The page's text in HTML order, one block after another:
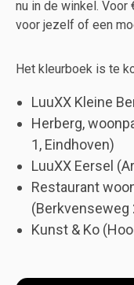
nu in de winkel. Voor
voor jezelf of een
Het kleurboek is te
LuuXX Kleine
Herberg,
1, Eindhoven)
LuuXX Eersel
Restaurant
(Berkvenseweg
Kunst & Ko (